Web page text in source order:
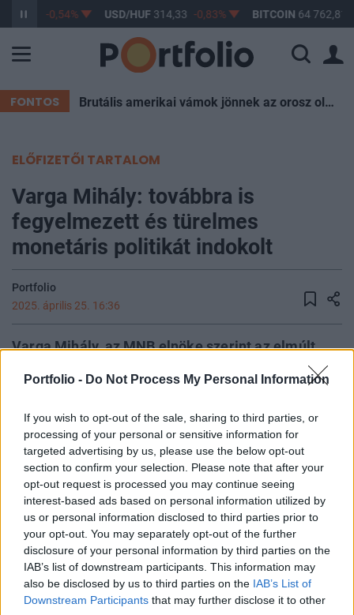
Portfolio - Do Not Process My Personal Information
If you wish to opt-out of the sale, sharing to third parties, or
processing of your personal or sensitive information for
targeted advertising by us, please use the below opt-out
section to confirm your selection. Please note that after your
opt-out request is processed you may continue seeing
interest-based ads based on personal information utilized by
us or personal information disclosed to third parties prior to
your opt-out. You may separately opt-out of the further
disclosure of your personal information by third parties on the
IAB’s list of downstream participants. This information may
also be disclosed by us to third parties on the IAB’s List of
Downstream Participants that may further disclose it to other
363,45 -0,54% USD/HUF314,33 -0,83% BITCOIN 64 762,81
FONTOS Brutális amerikai vámok jönnek az orosz olaj miatt, Magyarország is aggódhat
ELŐFIZETŐI TARTALOM
Varga Mihály: továbbra is
fegyelmezett és türelmes
monetáris politikát indokolt
Portfolio
2025. április 25. 16:36
Varga Mihály, az MNB elnöke szerint az elmúlt
időszakban a fokozódó geopolitikai feszültségek
növelték a globális kockázatokat. A gyorsan
kockázatok továbbra is fegyelmezett és türelmes
monetáris politikát indokolnak.
Az MNB közleménye szerint Varga Mihály, az MNB elnöke
felhívta a figyelmet: a nemzetközi pénzpiaci hangulat
bizonytalan és erősen kitett a kereskedelempolitikai
feszültségekkel kapcsolatos gyorsan változó híreknek.
Mint mondta: amennyiben a magas vámok tartósan
fennmaradnak, az érdemben visszavetheti a globális
gazdasági növekedést. A jegybankelnök emlékeztetett: a